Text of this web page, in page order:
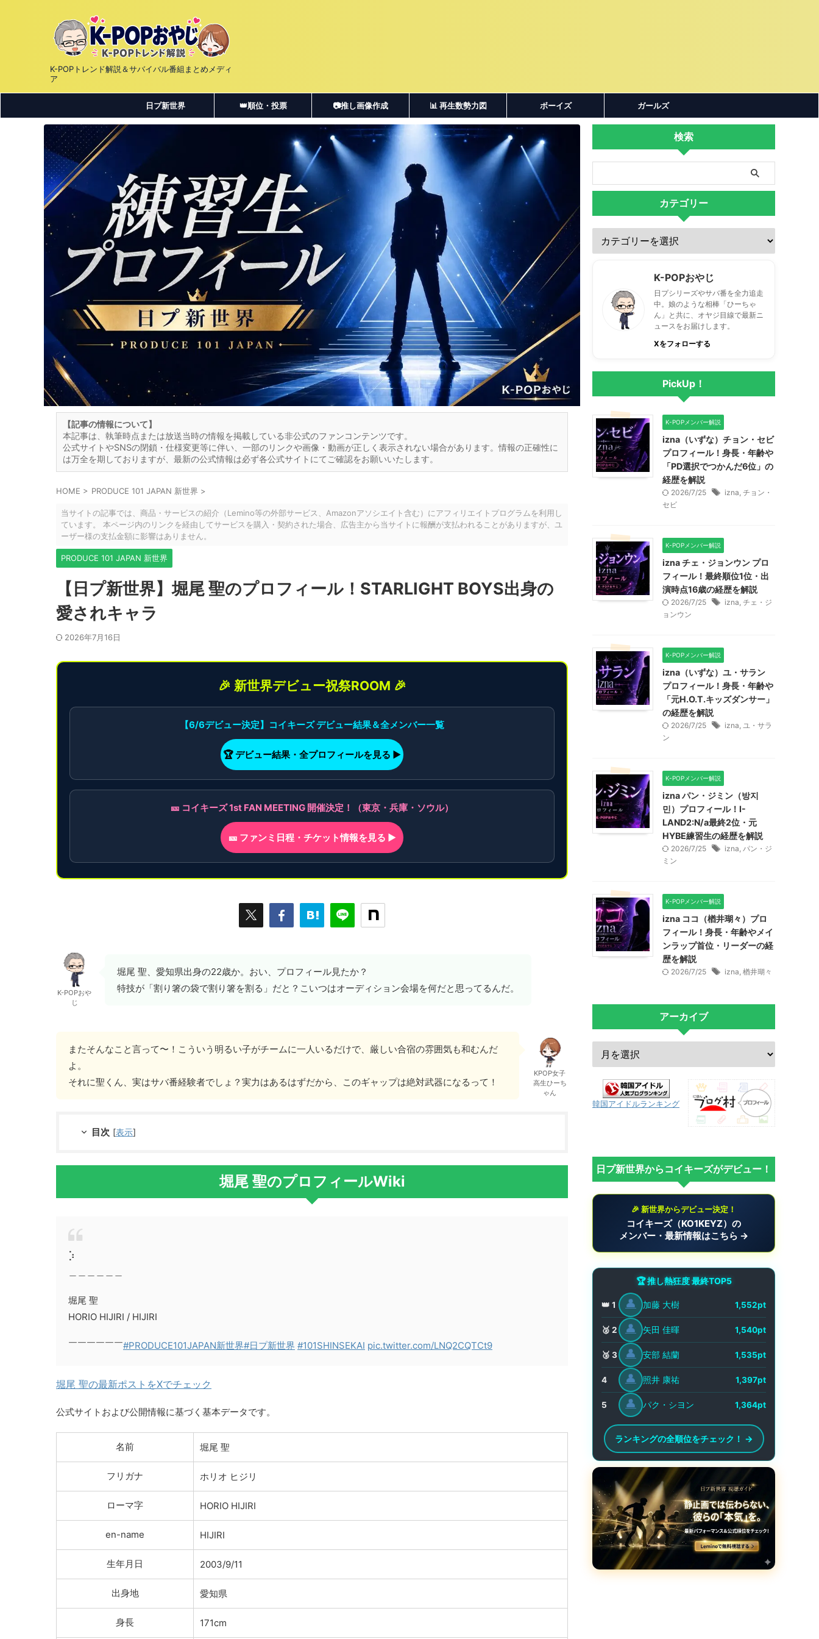
K-POPトレンド解説＆サバイバル番組まとめメディ
ア
日プ新世界 👑順位・投票 📷推し画像作成 📊 再生数勢力図 ボーイズ ガールズ
【記事の情報について】
本記事は、執筆時点または放送当時の情報を掲載している非公式のファンコンテンツです。
公式サイトやSNSの閉鎖・仕様変更等に伴い、一部のリンクや画像・動画が正しく表示されない場合があります。情報の正確性に
は万全を期しておりますが、最新の公式情報は必ず各公式サイトにてご確認をお願いいたします。
HOME > PRODUCE 101 JAPAN 新世界 >
当サイトの記事では、商品・サービスの紹介（Lemino等の外部サービス、Amazonアソシエイト含む）にアフィリエイトプログラムを利用し
ています。 本ページ内のリンクを経由してサービスを購入・契約された場合、広告主から当サイトに報酬が支払われることがありますが、ユ
ーザー様の支払金額に影響はありません。
PRODUCE 101 JAPAN 新世界
【日プ新世界】堀尾 聖のプロフィール！STARLIGHT BOYS出身の
愛されキャラ
2026年7月16日
🎉 新世界デビュー祝祭ROOM 🎉
【6/6デビュー決定】コイキーズ デビュー結果＆全メンバー一覧
🏆 デビュー結果・全プロフィールを見る ▶
🎫 コイキーズ 1st FAN MEETING 開催決定！（東京・兵庫・ソウル）
🎫 ファンミ日程・チケット情報を見る ▶
K-POPおや
じ
堀尾 聖、愛知県出身の22歳か。おい、プロフィール見たか？
特技が「割り箸の袋で割り箸を割る」だと？こいつはオーディション会場を何だと思ってるんだ。
またそんなこと言って〜！こういう明るい子がチームに一人いるだけで、厳しい合宿の雰囲気も和むんだ
よ。
それに聖くん、実はサバ番経験者でしょ？実力はあるはずだから、このギャップは絶対武器になるって！
KPOP女子
高生ひーち
ゃん
目次 [表示]
堀尾 聖のプロフィールWiki
⡱
堀尾 聖
HORIO HIJIRI / HIJIRI
￣￣￣￣￣￣#PRODUCE101JAPAN新世界#日プ新世界 #101SHINSEKAI pic.twitter.com/LNQ2CQTCt9
堀尾 聖の最新ポストをXでチェック
公式サイトおよび公開情報に基づく基本データです。
名前 堀尾 聖
フリガナ ホリオ ヒジリ
ローマ字 HORIO HIJIRI
en-name HIJIRI
生年月日 2003/9/11
出身地 愛知県
身長 171cm
検索
カテゴリー
K-POPおやじ
日プシリーズやサバ番を全力追走
中。娘のような相棒「ひーちゃ
ん」と共に、オヤジ目線で最新ニ
ュースをお届けします。
Xをフォローする
PickUp！
K-POPメンバー解説
izna（いずな）チョン・セビ
プロフィール！身長・年齢や
「PD選択でつかんだ6位」の
経歴を解説
2026/7/25 izna, チョン・
セビ
K-POPメンバー解説
izna チェ・ジョンウン プロ
フィール！最終順位1位・出
演時点16歳の経歴を解説
2026/7/25 izna, チェ・ジ
ョンウン
K-POPメンバー解説
izna（いずな）ユ・サラン
プロフィール！身長・年齢や
「元H.O.T.キッズダンサー」
の経歴を解説
2026/7/25 izna, ユ・サラ
ン
K-POPメンバー解説
izna パン・ジミン（방지
민）プロフィール！I-
LAND2:N/a最終2位・元
HYBE練習生の経歴を解説
2026/7/25 izna, パン・ジ
ミン
K-POPメンバー解説
izna ココ（楢井瑚々）プロ
フィール！身長・年齢やメイ
ンラップ首位・リーダーの経
歴を解説
2026/7/25 izna, 楢井瑚々
アーカイブ
韓国アイドルランキング
日プ新世界からコイキーズがデビュー！
🎉 新世界からデビュー決定！
コイキーズ（KO1KEYZ）の
メンバー・最新情報はこちら →
🏆 推し熱狂度 最終TOP5
👑 1 👤 加藤 大樹 1,552pt
🥈 2 👤 矢田 佳暉 1,540pt
🥉 3 👤 安部 結蘭 1,535pt
4 👤 照井 康祐 1,397pt
5 👤 パク・シヨン 1,364pt
ランキングの全順位をチェック！ →